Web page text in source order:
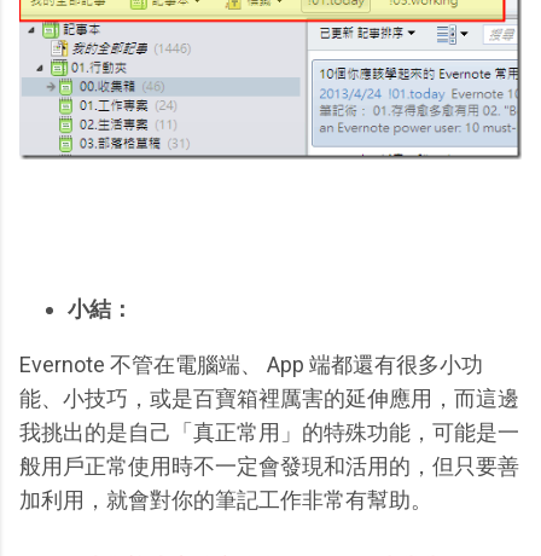
小結：
Evernote 不管在電腦端、 App 端都還有很多小功
能、小技巧，或是百寶箱裡厲害的延伸應用，而這邊
我挑出的是自己「真正常用」的特殊功能，可能是一
般用戶正常使用時不一定會發現和活用的，但只要善
加利用，就會對你的筆記工作非常有幫助。